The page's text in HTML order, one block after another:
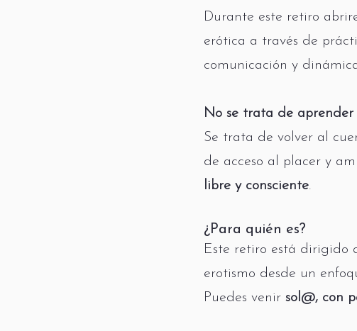
Durante este retiro
erótica a través de
comunicación y
No se trata de
Se trata de volver al
de acceso al placer y
libre y consciente.
¿Para quién es?
Este retiro está dirigido
erotismo desde un
Puedes venir sol@, con